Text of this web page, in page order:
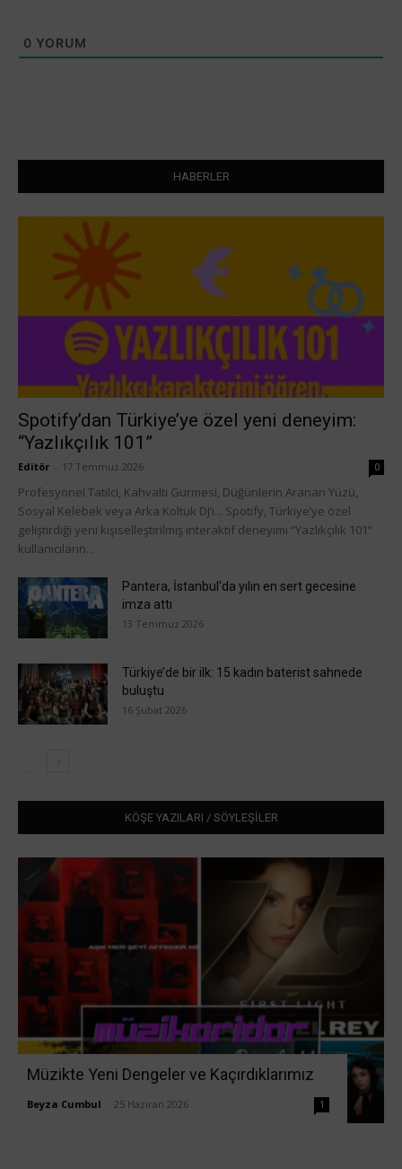
0 YORUM
HABERLER
Spotify’dan Türkiye’ye özel yeni deneyim:
“Yazlıkçılık 101”
Editör 17 Temmuz 2026 0
Profesyonel Tatilci, Kahvaltı Gurmesi, Düğünlerin Aranan Yüzü,
Sosyal Kelebek veya Arka Koltuk DJ’i... Spotify, Türkiye’ye özel
geliştirdiği yeni kişiselleştirilmiş interaktif deneyimi “Yazlıkçılık 101”
kullanıcıların...
Pantera, İstanbul’da yılın en sert gecesine
imza attı
13 Temmuz 2026
Türkiye’de bir ilk: 15 kadın baterist sahnede
buluştu
16 Şubat 2026
KÖŞE YAZILARI / SÖYLEŞİLER
Müzikte Yeni Dengeler ve Kaçırdıklarımız
Beyza Cumbul 25 Haziran 2026 1